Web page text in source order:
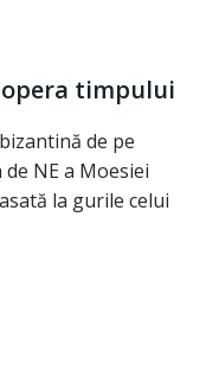
timpului
de pe
NE a Moesiei
la gurile celui